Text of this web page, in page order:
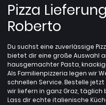
Pizza
Roberto
Du suchst eine zuverlässige
bietet dir eine große Auswahl
hausgemachter Pasta,
Als Familienpizzeria legen wir
schnellen Service. Bestelle
wir liefern in ganz Graz, täglich
Lass dir echte italienische